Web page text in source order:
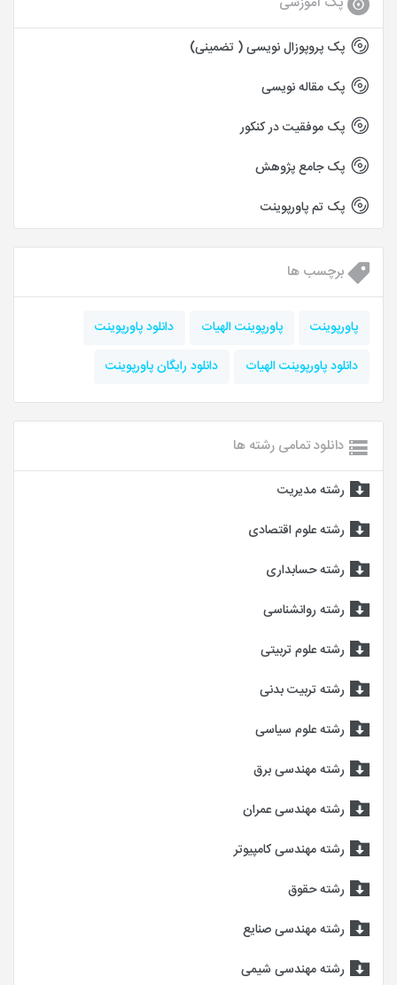
پک پروپوزال نویسی ( تضمینی)
پک مقاله نویسی
پک موفقیت در کنکور
پک جامع پژوهش
پک تم پاورپوینت
برچسب ها
پاورپوينت پاورپوينت الهيات
دانلود پاورپوينت
دانلود پاورپوينت الهيات
دانلود رايگان پاورپوينت
دانلود تمامی رشته ها
رشته مدیریت
رشته علوم اقتصادی
رشته حسابداری
رشته روانشناسی
رشته علوم تربیتی
رشته تربیت بدنی
رشته علوم سیاسی
رشته مهندسی برق
رشته مهندسی عمران
رشته مهندسی کامپیوتر
رشته حقوق
رشته مهندسی صنایع
رشته مهندسی شیمی